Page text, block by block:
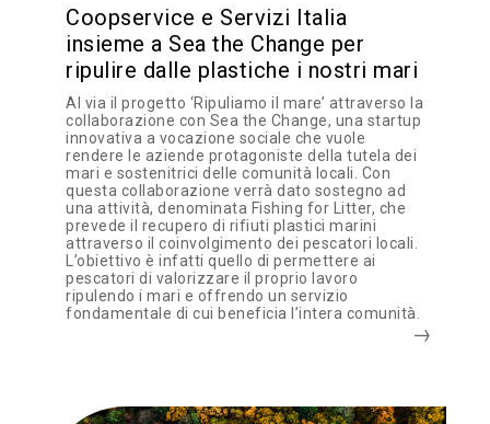
Coopservice e Servizi Italia
insieme a Sea the Change per
ripulire dalle plastiche i nostri mari
Al via il progetto ‘Ripuliamo il mare’ attraverso la
collaborazione con Sea the Change, una startup
innovativa a vocazione sociale che vuole
rendere le aziende protagoniste della tutela dei
mari e sostenitrici delle comunità locali. Con
questa collaborazione verrà dato sostegno ad
una attività, denominata Fishing for Litter, che
prevede il recupero di rifiuti plastici marini
attraverso il coinvolgimento dei pescatori locali.
L’obiettivo è infatti quello di permettere ai
pescatori di valorizzare il proprio lavoro
ripulendo i mari e offrendo un servizio
fondamentale di cui beneficia l’intera comunità.